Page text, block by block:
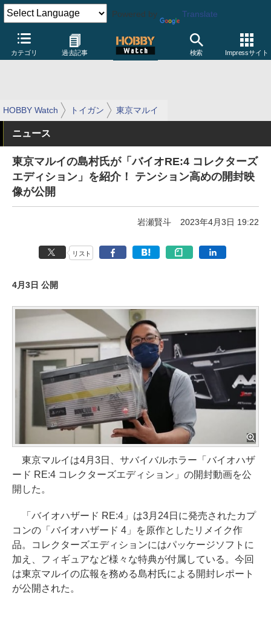
Powered by Translate
カテゴリ 過去記事 検索 Impressサイト
HOBBY Watch トイガン 東京マルイ
ニュース
東京マルイの島村氏が「バイオRE:4 コレクターズ
エディション」を紹介！ テンション高めの開封映
像が公開
岩瀬賢斗 2023年4月3日 19:22
リスト
4月3日 公開
東京マルイは4月3日、サバイバルホラー「バイオハザ
ード RE:4 コレクターズエディション」の開封動画を公
開した。
「バイオハザード RE:4」は3月24日に発売されたカプ
コンの「バイオハザード 4」を原作としたリメイク作
品。コレクターズエディションにはパッケージソフトに
加え、フィギュアなど様々な特典が付属している。今回
は東京マルイの広報を務める島村氏による開封レポート
が公開された。